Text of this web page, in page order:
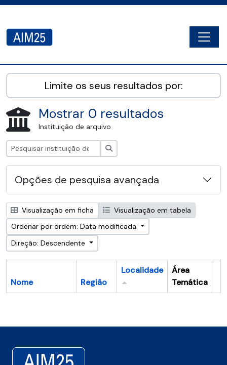
AIM25 - AtoM 2.8.2
Limite os seus resultados por:
Mostrar 0 resultados
Instituição de arquivo
Opções de pesquisa avançada
Visualização em ficha
Visualização em tabela
Ordenar por ordem: Data modificada
Direção: Descendente
Nome Região
Localidade
Área
Temática